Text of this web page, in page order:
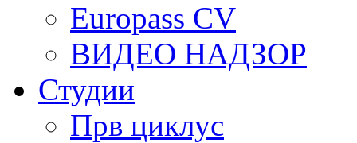
Europass CV
ВИДЕО НАДЗОР
Студии
Прв циклус